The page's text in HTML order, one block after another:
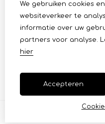
Mijn account
Klantenservice
Contact
We gebruiken cookies
websiteverkeer te
informatie over uw
partners voor analyse.
hier
Accepteren